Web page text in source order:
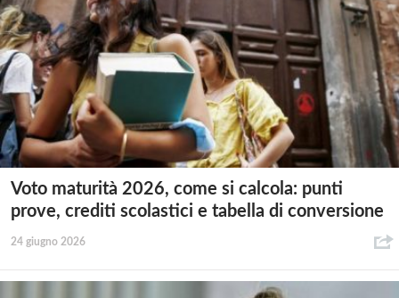
Voto maturità 2026, come si calcola: punti
prove, crediti scolastici e tabella di conversione
24 giugno 2026